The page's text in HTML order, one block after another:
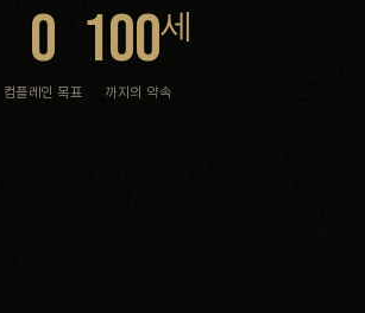
0
컴플레인 목표
100세
까지의 약속